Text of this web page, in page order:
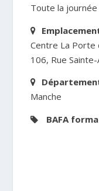
Toute la journée
Centre La Porte
106, Rue
Manche
BAFA